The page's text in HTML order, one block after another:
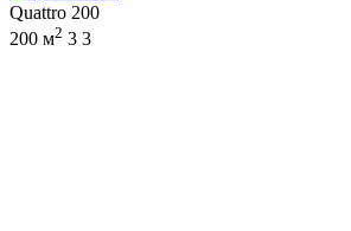
Quattro 200
200 м2 3 3